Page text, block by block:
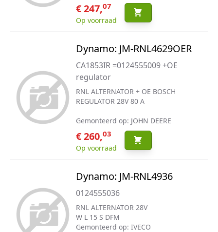
€ 247,07
Op voorraad
Dynamo: JM-RNL4629OER
CA1853IR =0124555009 +OE
regulator
RNL ALTERNATOR + OE BOSCH
REGULATOR 28V 80 A
Gemonteerd op: JOHN DEERE
€ 260,03
Op voorraad
Dynamo: JM-RNL4936
0124555036
RNL ALTERNATOR 28V
W L 15 S DFM
Gemonteerd op: IVECO